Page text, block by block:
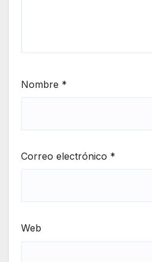
Nombre *
Correo electrónico *
Web